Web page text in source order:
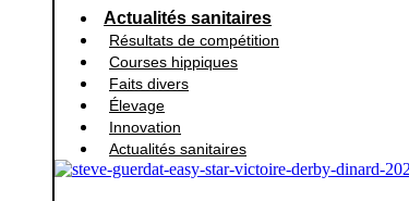
Actualités sanitaires
Résultats de compétition
Courses hippiques
Faits divers
Élevage
Innovation
Actualités sanitaires